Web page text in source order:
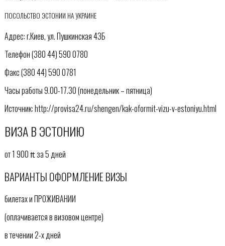
ПОСОЛЬСТВО ЭСТОНИИ НА УКРАИНЕ
Адрес: г.Киев, ул. Пушкинская 43Б
Телефон (380 44) 590 0780
Факс (380 44) 590 0781
Часы работы 9.00-17.30 (понедельник – пятница)
Источник: http://provisa24.ru/shengen/kak-oformit-vizu-v-estoniyu.html
ВИЗА В ЭСТОНИЮ
от 1 900 ₶ за 5 дней
ВАРИАНТЫ ОФОРМЛЕНИЕ ВИЗЫ
билетах и ПРОЖИВАНИИ
(оплачивается в визовом центре)
в течении 2-х дней